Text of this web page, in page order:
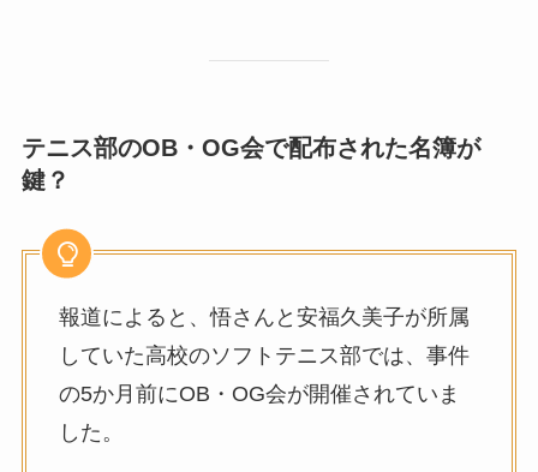
テニス部のOB・OG会で配布された名簿が
鍵？
報道によると、悟さんと安福久美子が所属
していた高校のソフトテニス部では、事件
の5か月前にOB・OG会が開催されていま
した。